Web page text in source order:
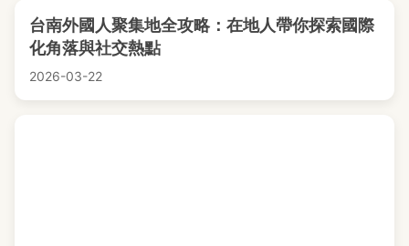
台南外國人聚集地全攻略：在地人帶你探索國際
化角落與社交熱點
2026-03-22